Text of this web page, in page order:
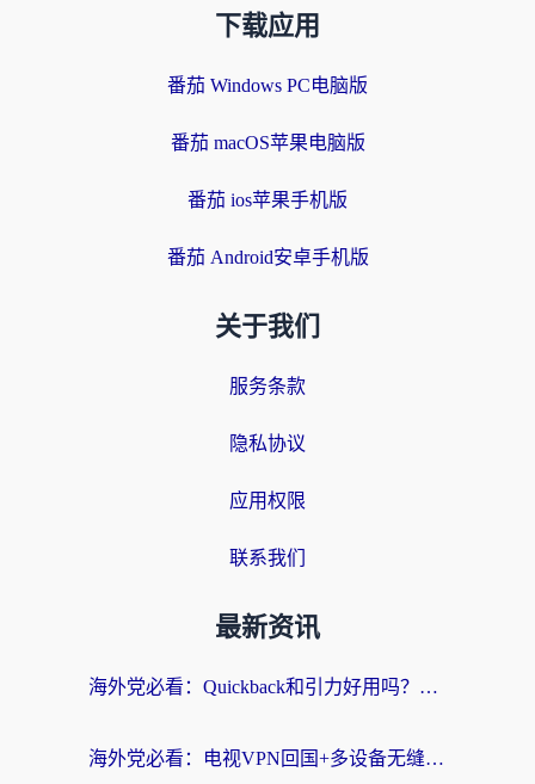
下载应用
番茄 Windows PC电脑版
番茄 macOS苹果电脑版
番茄 ios苹果手机版
番茄 Android安卓手机版
关于我们
服务条款
隐私协议
应用权限
联系我们
最新资讯
海外党必看：Quickback和引力好用吗？3分钟搞懂回国加速器怎么选
海外党必看：电视VPN回国+多设备无缝访问国内资源的实用指南